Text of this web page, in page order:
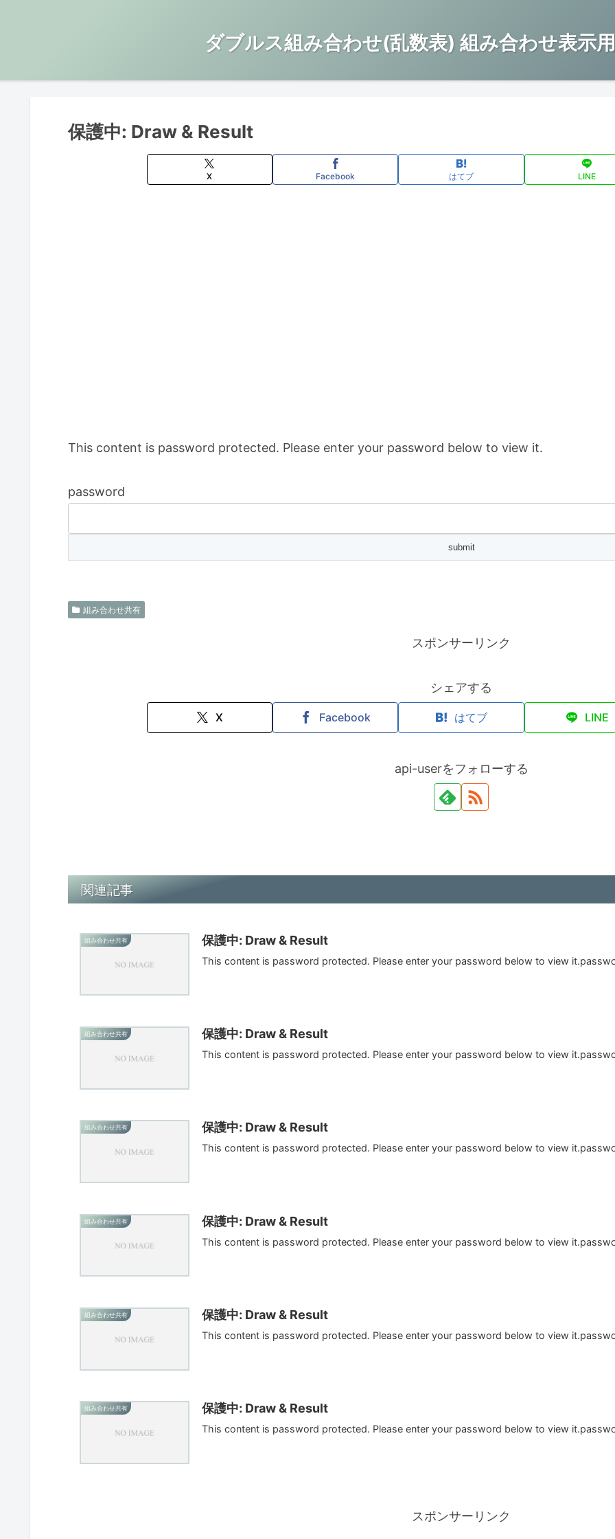
ダブルス組み合わせ(乱数表) 組み合わせ表示
保護中: Draw & Result
X Facebook はてブ LINE
This content is password protected. Please enter your password below to view it.
password
組み合わせ共有
スポンサーリンク
シェアする
X Facebook はてブ LINE
api-userをフォローする
関連記事
組み合わせ共有 保護中: Draw & Result
This content is password protected. Please enter your password below to view
組み合わせ共有 保護中: Draw & Result
This content is password protected. Please enter your password below to view
組み合わせ共有 保護中: Draw & Result
This content is password protected. Please enter your password below to view
組み合わせ共有 保護中: Draw & Result
This content is password protected. Please enter your password below to view
組み合わせ共有 保護中: Draw & Result
This content is password protected. Please enter your password below to view
組み合わせ共有 保護中: Draw & Result
This content is password protected. Please enter your password below to view
スポンサーリンク